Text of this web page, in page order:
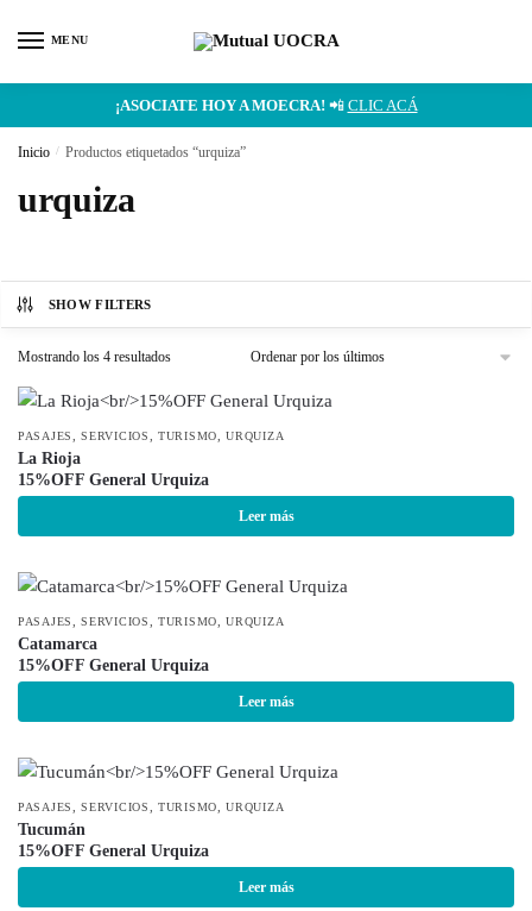
MENU
¡ASOCIATE HOY A MOECRA! 📲 CLIC ACÁ
Inicio / Productos etiquetados “urquiza”
urquiza
SHOW FILTERS
Mostrando los 4 resultados
PASAJES ,SERVICIOS ,TURISMO ,URQUIZA
La Rioja
15%OFF General Urquiza
Leer más
PASAJES ,SERVICIOS ,TURISMO ,URQUIZA
Catamarca
15%OFF General Urquiza
Leer más
PASAJES ,SERVICIOS ,TURISMO ,URQUIZA
Tucumán
15%OFF General Urquiza
Leer más